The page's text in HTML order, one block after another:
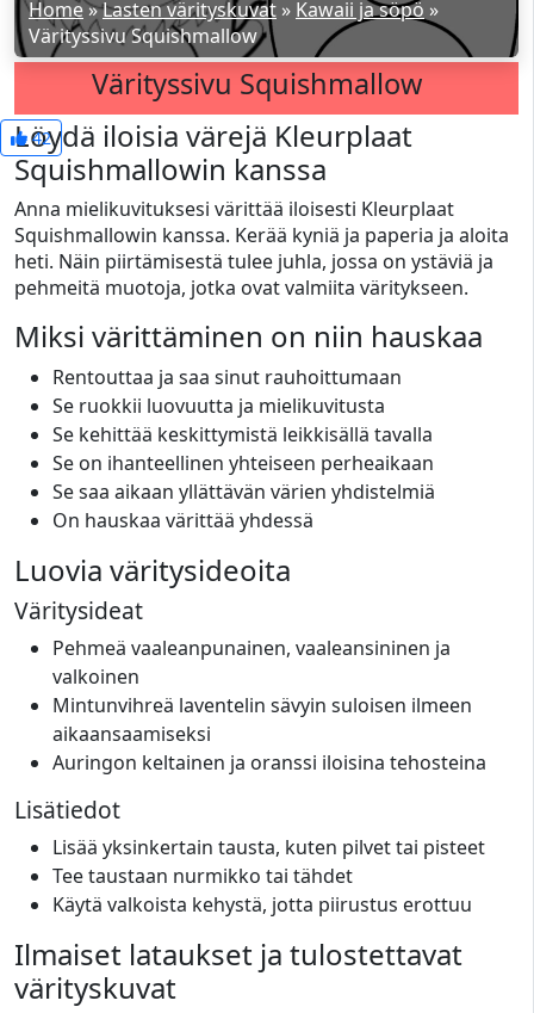
Home»Lasten värityskuvat » Kawaii ja söpö »
Värityssivu Squishmallow
Värityssivu Squishmallow
42
Löydä iloisia värejä Kleurplaat
Squishmallowin kanssa
Anna mielikuvituksesi värittää iloisesti Kleurplaat
Squishmallowin kanssa. Kerää kyniä ja paperia ja aloita
heti. Näin piirtämisestä tulee juhla, jossa on ystäviä ja
pehmeitä muotoja, jotka ovat valmiita väritykseen.
Miksi värittäminen on niin hauskaa
Rentouttaa ja saa sinut rauhoittumaan
Se ruokkii luovuutta ja mielikuvitusta
Se kehittää keskittymistä leikkisällä tavalla
Se on ihanteellinen yhteiseen perheaikaan
Se saa aikaan yllättävän värien yhdistelmiä
On hauskaa värittää yhdessä
Luovia väritysideoita
Väritysideat
Pehmeä vaaleanpunainen, vaaleansininen ja
valkoinen
Mintunvihreä laventelin sävyin suloisen ilmeen
aikaansaamiseksi
Auringon keltainen ja oranssi iloisina tehosteina
Lisätiedot
Lisää yksinkertain tausta, kuten pilvet tai pisteet
Tee taustaan nurmikko tai tähdet
Käytä valkoista kehystä, jotta piirustus erottuu
Ilmaiset lataukset ja tulostettavat
värityskuvat